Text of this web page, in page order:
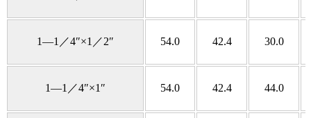
1—1／4″×1／2″ 54.0 42.4 30.0
1—1／4″×1″ 54.0 42.4 44.0